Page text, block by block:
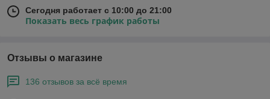
Сегодня работает с 10:00 до 21:00
Показать весь график работы
Отзывы о магазине
136 отзывов за всё время